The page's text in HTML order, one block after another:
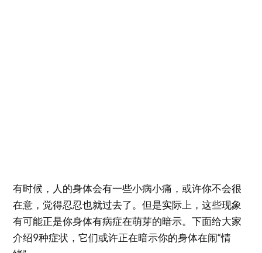
有时候，人的身体会有一些小病小痛，或许你不会很
在意，觉得忍忍也就过去了。但是实际上，这些现象
有可能正是你身体有病症在萌芽的暗示。下面给大家
介绍9种症状，它们或许正在暗示你的身体在闹“情